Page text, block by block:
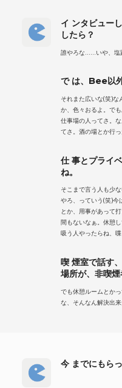
イ ンタビュー
したら？
誰やろな……いや、塩
で は、Bee以
それまた広いな(笑)な
か、色々おるよ。で
仕事場の人ってさ。
てさ。酒の場とか行っ
仕 事とプライ
ね。
そこまで言う人も少
やろ、っていう(笑)今
とか、用事があって
間もないなぁ。休憩
吸う人やったらね、喋
喫 煙室で話す
場所が、非喫煙
でも休憩ルームとか
な、そんなん解決出来
今 までにもら